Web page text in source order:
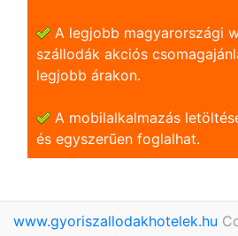
A legjobb magyarországi
szállodák akciós
legjobb árakon.
A mobilalkalmazás
és egyszerũen foglalhat.
www.gyoriszallodakhotelek.hu